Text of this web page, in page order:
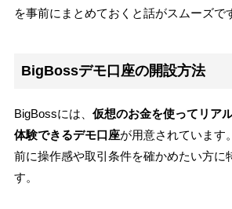
を事前にまとめておくと話がスムーズで
BigBossデモ口座の開設方法
BigBossには、 仮想のお金を使ってリア
体験できるデモ口座が用意されています
前に操作感や取引条件を確かめたい方に
す。